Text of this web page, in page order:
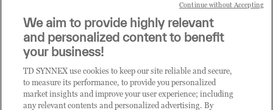
Sei un rivenditore di tecnologia e desideri acquistare
i prodotti o le soluzioni trattate sul blog?
CLICCA QUI E DIVENTA
CLIENTE TD SYNNEX
We aim to provide highly relevant
and personalized content to benefit
your business!
TD SYNNEX use cookies to keep our site reliable and secure,
to measure its performance, to provide you personalized
market insights and improve your user experience; including
any relevant contents and personalized advertising. By
Continue without Accepting